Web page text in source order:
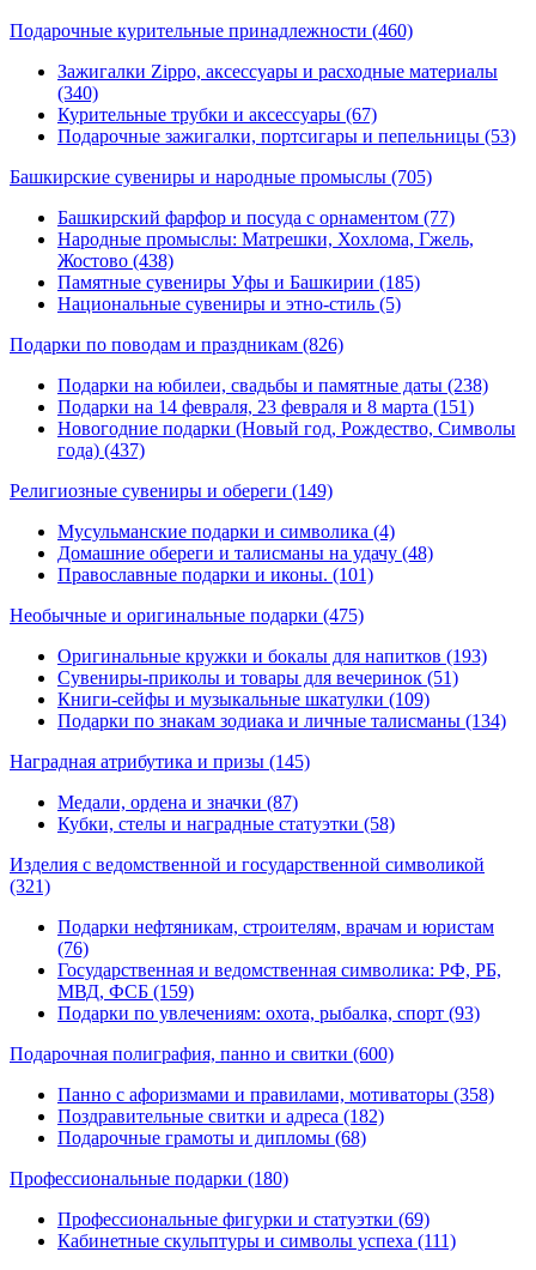
Подарочные курительные принадлежности (460)
Зажигалки Zippo, аксессуары и расходные материалы
(340)
Курительные трубки и аксессуары (67)
Подарочные зажигалки, портсигары и пепельницы (53)
Башкирские сувениры и народные промыслы (705)
Башкирский фарфор и посуда с орнаментом (77)
Народные промыслы: Матрешки, Хохлома, Гжель,
Жостово (438)
Памятные сувениры Уфы и Башкирии (185)
Национальные сувениры и этно-стиль (5)
Подарки по поводам и праздникам (826)
Подарки на юбилеи, свадьбы и памятные даты (238)
Подарки на 14 февраля, 23 февраля и 8 марта (151)
Новогодние подарки (Новый год, Рождество, Символы
года) (437)
Религиозные сувениры и обереги (149)
Мусульманские подарки и символика (4)
Домашние обереги и талисманы на удачу (48)
Православные подарки и иконы. (101)
Необычные и оригинальные подарки (475)
Оригинальные кружки и бокалы для напитков (193)
Сувениры-приколы и товары для вечеринок (51)
Книги-сейфы и музыкальные шкатулки (109)
Подарки по знакам зодиака и личные талисманы (134)
Наградная атрибутика и призы (145)
Медали, ордена и значки (87)
Кубки, стелы и наградные статуэтки (58)
Изделия с ведомственной и государственной символикой
(321)
Подарки нефтяникам, строителям, врачам и юристам
(76)
Государственная и ведомственная символика: РФ, РБ,
МВД, ФСБ (159)
Подарки по увлечениям: охота, рыбалка, спорт (93)
Подарочная полиграфия, панно и свитки (600)
Панно с афоризмами и правилами, мотиваторы (358)
Поздравительные свитки и адреса (182)
Подарочные грамоты и дипломы (68)
Профессиональные подарки (180)
Профессиональные фигурки и статуэтки (69)
Кабинетные скульптуры и символы успеха (111)